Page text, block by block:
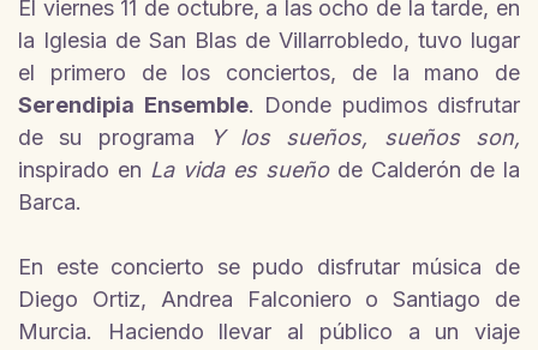
El viernes 11 de octubre, a las ocho de la tarde, en
la Iglesia de San Blas de Villarrobledo, tuvo lugar
el primero de los conciertos, de la mano de
Serendipia Ensemble. Donde pudimos disfrutar
de su programa
Y los sueños, sueños son,
inspirado en La vida es sueño de Calderón de la
Barca.
En este concierto se pudo disfrutar música de
Diego Ortiz, Andrea Falconiero o Santiago de
Murcia. Haciendo llevar al público a un viaje